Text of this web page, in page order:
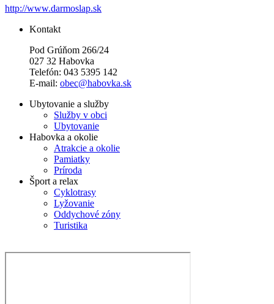
http://www.darmoslap.sk
Kontakt
Pod Grúňom 266/24
027 32 Habovka
Telefón: 043 5395 142
E-mail: obec@habovka.sk
Ubytovanie a služby
Služby v obci
Ubytovanie
Habovka a okolie
Atrakcie a okolie
Pamiatky
Príroda
Šport a relax
Cyklotrasy
Lyžovanie
Oddychové zóny
Turistika